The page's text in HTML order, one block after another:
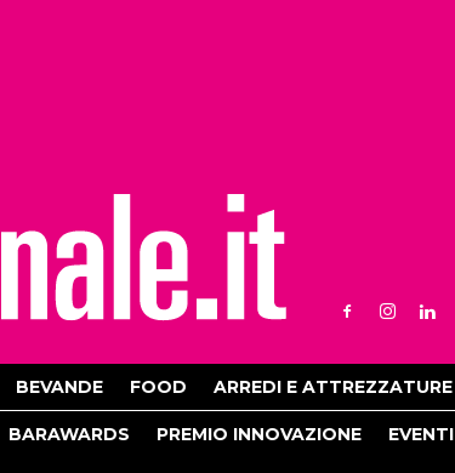
BEVANDE FOOD ARREDI E ATTREZZATURE
BARAWARDS PREMIO INNOVAZIONE EVENTI